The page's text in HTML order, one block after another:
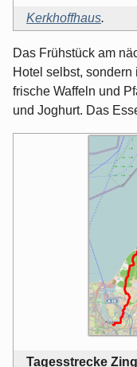
Kerkhoffhaus.
Das Frühstück am
Hotel selbst,
frische Waffeln und
und Joghurt. Das
Tagesstrecke